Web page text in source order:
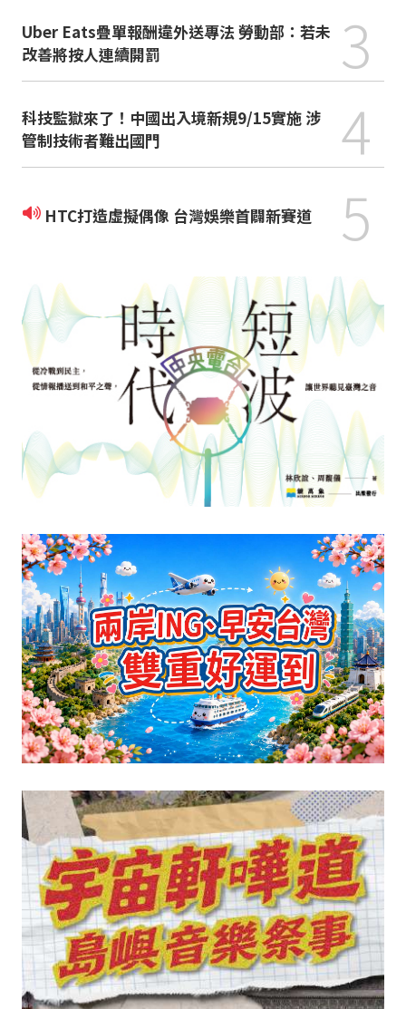
Uber Eats疊單報酬違外送專法 勞動部：若未
改善將按人連續開罰
3
科技監獄來了！中國出入境新規9/15實施 涉
管制技術者難出國門
4
HTC打造虛擬偶像 台灣娛樂首闢新賽道 5